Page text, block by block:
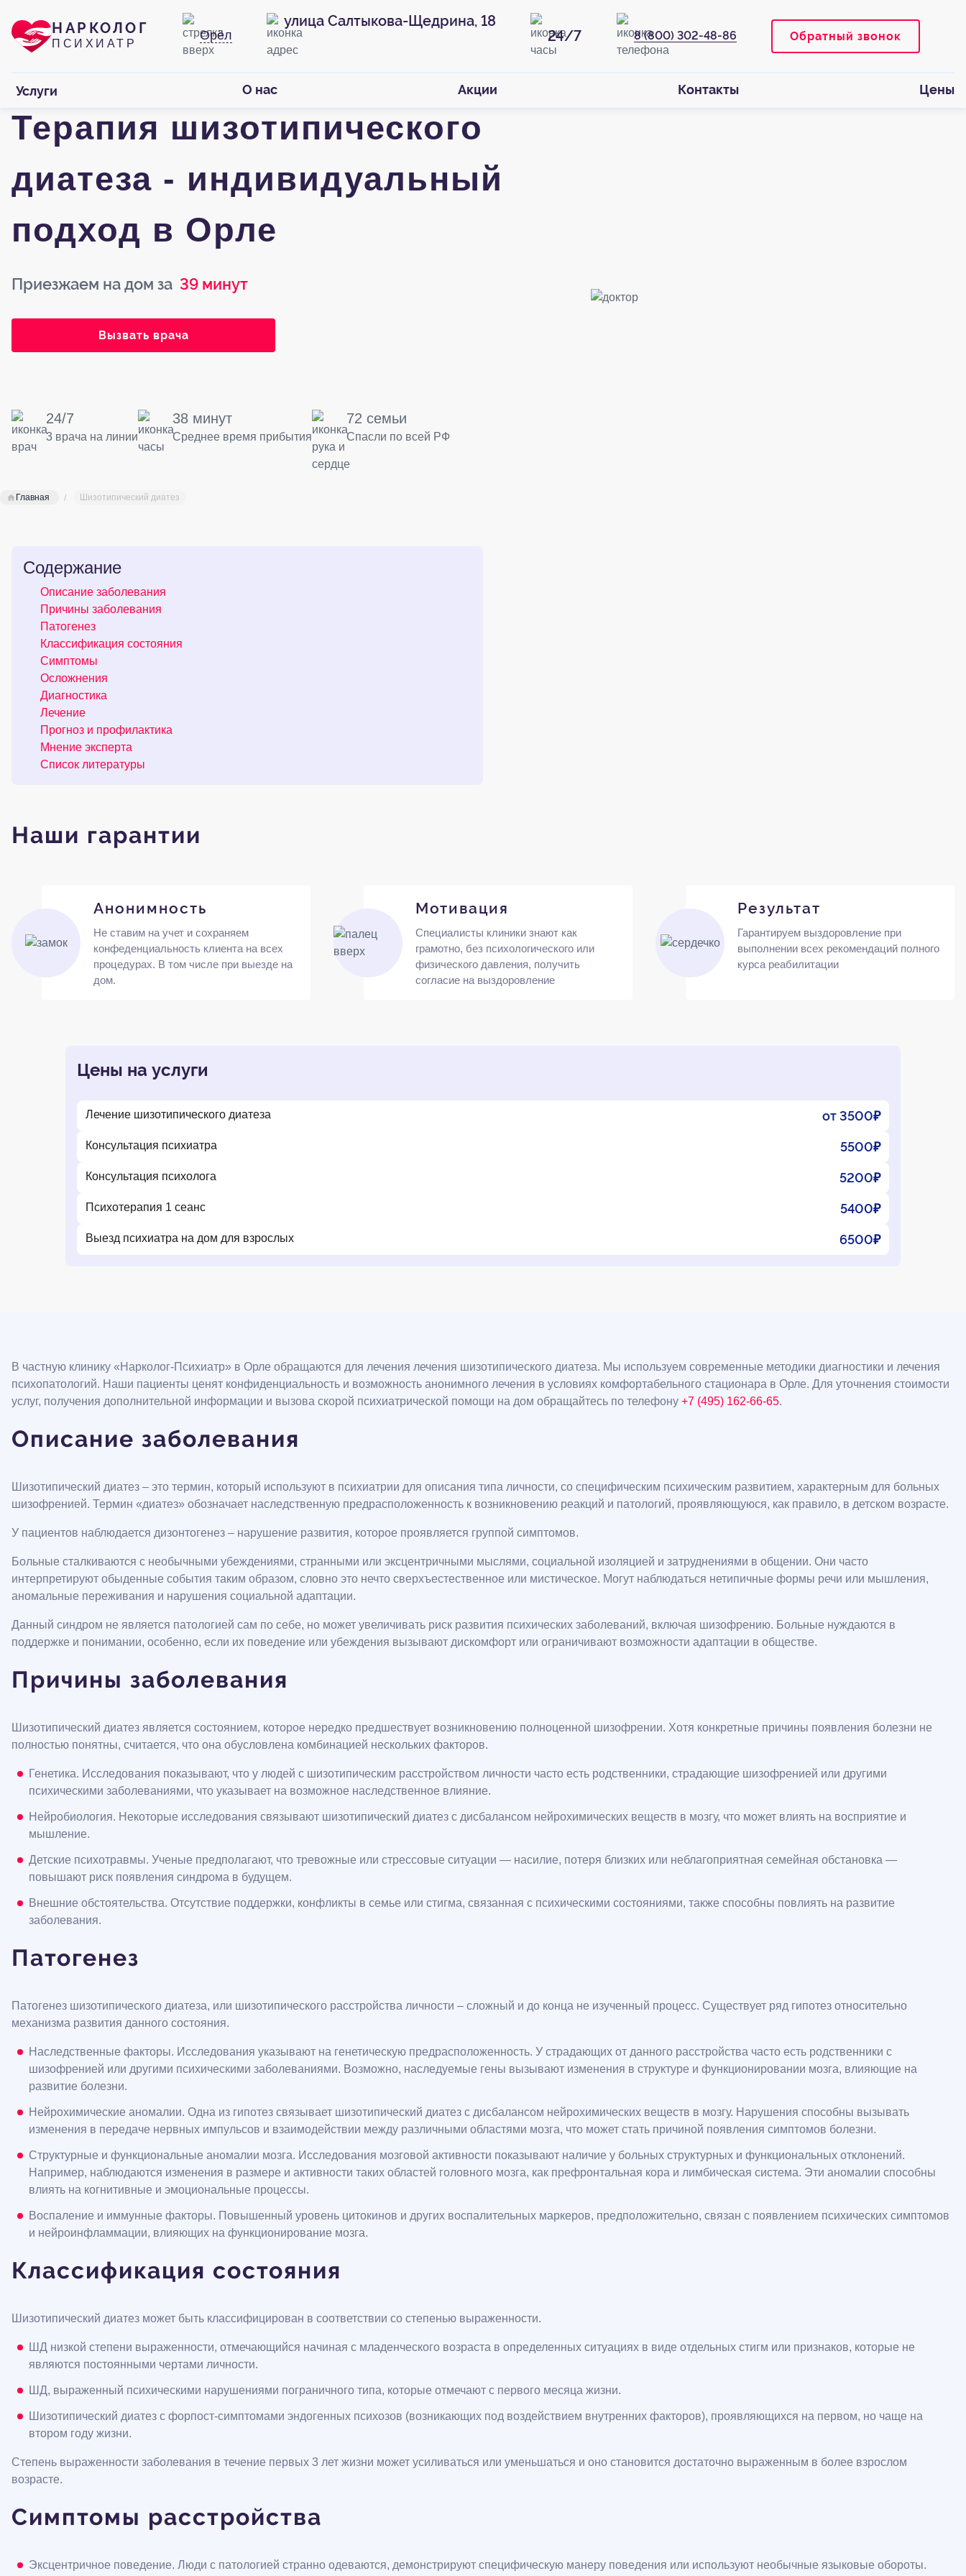
НАРКОЛОГ
ПСИХИАТР
Орёл
улица Салтыкова-Щедрина, 18
24/7
8 (800) 302-48-86 Обратный звонок
Услуги О нас Акции Контакты Цены
Терапия шизотипического
диатеза - индивидуальный
подход в Орле
Приезжаем на дом за 39 минут
Вызвать врача
24/7
3 врача на линии
38 минут
Среднее время прибытия
72 семьи
Спасли по всей РФ
Главная Шизотипический диатез
Содержание
Описание заболевания
Причины заболевания
Патогенез
Классификация состояния
Симптомы
Осложнения
Диагностика
Лечение
Прогноз и профилактика
Мнение эксперта
Список литературы
Наши гарантии
Анонимность
Не ставим на учет и сохраняем
конфеденциальность клиента на всех
процедурах. В том числе при выезде на
дом.
Мотивация
Специалисты клиники знают как
грамотно, без психологического или
физического давления, получить
согласие на выздоровление
Результат
Гарантируем выздоровление при
выполнении всех рекомендаций полного
курса реабилитации
Цены на услуги
Лечение шизотипического диатеза от 3500₽
Консультация психиатра 5500₽
Консультация психолога 5200₽
Психотерапия 1 сеанс 5400₽
Выезд психиатра на дом для взрослых 6500₽
В частную клинику «Нарколог-Психиатр» в Орле обращаются для лечения лечения шизотипического диатеза. Мы используем современные методики диагностики и лечения
психопатологий. Наши пациенты ценят конфиденциальность и возможность анонимного лечения в условиях комфортабельного стационара в Орле. Для уточнения стоимости
услуг, получения дополнительной информации и вызова скорой психиатрической помощи на дом обращайтесь по телефону +7 (495) 162-66-65.
Описание заболевания
Шизотипический диатез – это термин, который используют в психиатрии для описания типа личности, со специфическим психическим развитием, характерным для больных
шизофренией. Термин «диатез» обозначает наследственную предрасположенность к возникновению реакций и патологий, проявляющуюся, как правило, в детском возрасте.
У пациентов наблюдается дизонтогенез – нарушение развития, которое проявляется группой симптомов.
Больные сталкиваются с необычными убеждениями, странными или эксцентричными мыслями, социальной изоляцией и затруднениями в общении. Они часто
интерпретируют обыденные события таким образом, словно это нечто сверхъестественное или мистическое. Могут наблюдаться нетипичные формы речи или мышления,
аномальные переживания и нарушения социальной адаптации.
Данный синдром не является патологией сам по себе, но может увеличивать риск развития психических заболеваний, включая шизофрению. Больные нуждаются в
поддержке и понимании, особенно, если их поведение или убеждения вызывают дискомфорт или ограничивают возможности адаптации в обществе.
Причины заболевания
Шизотипический диатез является состоянием, которое нередко предшествует возникновению полноценной шизофрении. Хотя конкретные причины появления болезни не
полностью понятны, считается, что она обусловлена комбинацией нескольких факторов.
Генетика. Исследования показывают, что у людей с шизотипическим расстройством личности часто есть родственники, страдающие шизофренией или другими
психическими заболеваниями, что указывает на возможное наследственное влияние.
Нейробиология. Некоторые исследования связывают шизотипический диатез с дисбалансом нейрохимических веществ в мозгу, что может влиять на восприятие и
мышление.
Детские психотравмы. Ученые предполагают, что тревожные или стрессовые ситуации — насилие, потеря близких или неблагоприятная семейная обстановка —
повышают риск появления синдрома в будущем.
Внешние обстоятельства. Отсутствие поддержки, конфликты в семье или стигма, связанная с психическими состояниями, также способны повлиять на развитие
заболевания.
Патогенез
Патогенез шизотипического диатеза, или шизотипического расстройства личности – сложный и до конца не изученный процесс. Существует ряд гипотез относительно
механизма развития данного состояния.
Наследственные факторы. Исследования указывают на генетическую предрасположенность. У страдающих от данного расстройства часто есть родственники с
шизофренией или другими психическими заболеваниями. Возможно, наследуемые гены вызывают изменения в структуре и функционировании мозга, влияющие на
развитие болезни.
Нейрохимические аномалии. Одна из гипотез связывает шизотипический диатез с дисбалансом нейрохимических веществ в мозгу. Нарушения способны вызывать
изменения в передаче нервных импульсов и взаимодействии между различными областями мозга, что может стать причиной появления симптомов болезни.
Структурные и функциональные аномалии мозга. Исследования мозговой активности показывают наличие у больных структурных и функциональных отклонений.
Например, наблюдаются изменения в размере и активности таких областей головного мозга, как префронтальная кора и лимбическая система. Эти аномалии способны
влиять на когнитивные и эмоциональные процессы.
Воспаление и иммунные факторы. Повышенный уровень цитокинов и других воспалительных маркеров, предположительно, связан с появлением психических симптомов
и нейроинфламмации, влияющих на функционирование мозга.
Классификация состояния
Шизотипический диатез может быть классифицирован в соответствии со степенью выраженности.
ШД низкой степени выраженности, отмечающийся начиная с младенческого возраста в определенных ситуациях в виде отдельных стигм или признаков, которые не
являются постоянными чертами личности.
ШД, выраженный психическими нарушениями пограничного типа, которые отмечают с первого месяца жизни.
Шизотипический диатез с форпост-симптомами эндогенных психозов (возникающих под воздействием внутренних факторов), проявляющихся на первом, но чаще на
втором году жизни.
Степень выраженности заболевания в течение первых 3 лет жизни может усиливаться или уменьшаться и оно становится достаточно выраженным в более взрослом
возрасте.
Симптомы расстройства
Эксцентричное поведение. Люди с патологией странно одеваются, демонстрируют специфическую манеру поведения или используют необычные языковые обороты.